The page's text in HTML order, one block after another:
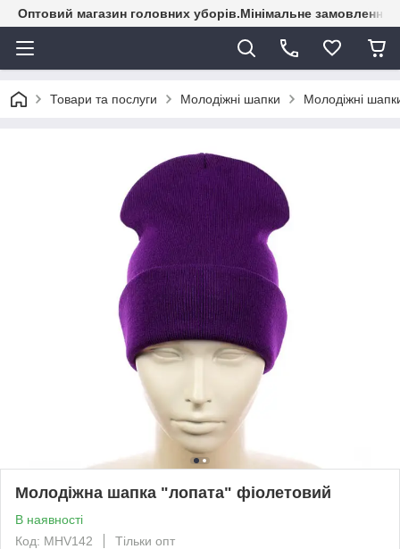
Оптовий магазин головних уборів.Мінімальне замовлення
Товари та послуги Молодіжні шапки Молодіжні
Молодіжна шапка "лопата" фіолетовий
В наявності
Код: MHV142
Тільки опт